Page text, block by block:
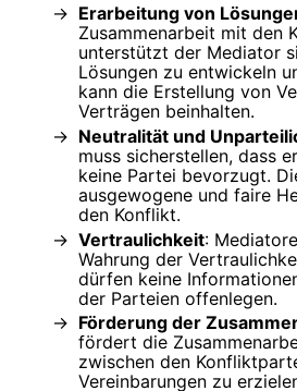
Erarbeitung von
Zusammenarbeit mit den
unterstützt der Mediator
Lösungen zu entwickeln
kann die Erstellung von
Verträgen beinhalten.
Neutralität und
muss sicherstellen, dass
keine Partei bevorzugt.
ausgewogene und faire
den Konflikt.
Vertraulichkeit:
Wahrung der
dürfen keine
der Parteien offenlegen.
Förderung der
fördert die
zwischen den
Vereinbarungen zu